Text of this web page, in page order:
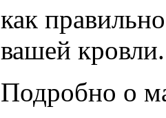
как
вашей кровли.
Подробно о